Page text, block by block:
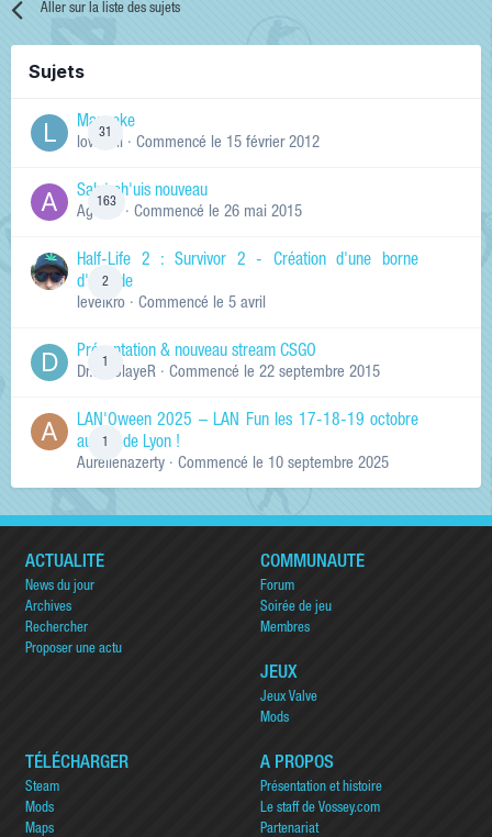
Aller sur la liste des sujets
Sujets
31
Manneke
lowskill · Commencé le 15 février 2012
163
Salut ch'uis nouveau
Ag0Nie · Commencé le 26 mai 2015
2
Half-Life 2 : Survivor 2 - Création d'une borne
d'arcade
levelkro · Commencé le 5 avril
1
Présentation & nouveau stream CSGO
Dr.KinSlayeR · Commencé le 22 septembre 2015
1
LAN'Oween 2025 – LAN Fun les 17-18-19 octobre
au sud de Lyon !
Aurelienazerty · Commencé le 10 septembre 2025
ACTUALITÉ
News du jour
Archives
Rechercher
Proposer une actu
COMMUNAUTÉ
Forum
Soirée de jeu
Membres
JEUX
Jeux Valve
Mods
TÉLÉCHARGER
Steam
Mods
Maps
A PROPOS
Présentation et histoire
Le staff de Vossey.com
Partenariat